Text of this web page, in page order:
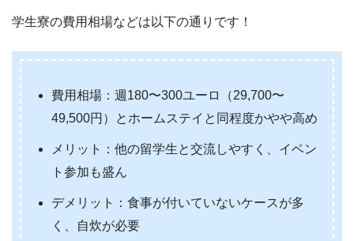
学生寮の費用相場などは以下の通りです！
費用相場：週180〜300ユーロ（29,700〜
49,500円）とホームステイと同程度かやや高め
メリット：他の留学生と交流しやすく、イベン
ト参加も盛ん
デメリット：食事が付いていないケースが多
く、自炊が必要